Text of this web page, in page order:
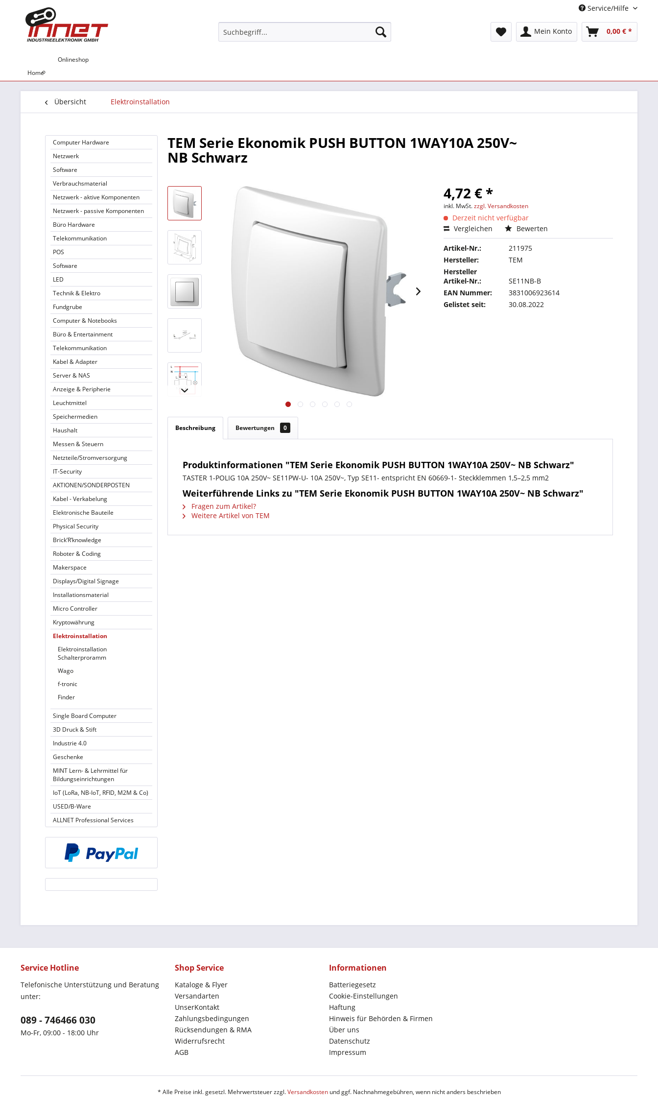
Service/Hilfe
Mein Konto 0,00 € *
Home
Onlineshop
Übersicht Elektroinstallation
Computer Hardware
Netzwerk
Software
Verbrauchsmaterial
Netzwerk - aktive Komponenten
Netzwerk - passive Komponenten
Büro Hardware
Telekommunikation
POS
Software
LED
Technik & Elektro
Fundgrube
Computer & Notebooks
Büro & Entertainment
Telekommunikation
Kabel & Adapter
Server & NAS
Anzeige & Peripherie
Leuchtmittel
Speichermedien
Haushalt
Messen & Steuern
Netzteile/Stromversorgung
IT-Security
AKTIONEN/SONDERPOSTEN
Kabel - Verkabelung
Elektronische Bauteile
Physical Security
Brick’R’knowledge
Roboter & Coding
Makerspace
Displays/Digital Signage
Installationsmaterial
Micro Controller
Kryptowährung
Elektroinstallation
Elektroinstallation
Schalterproramm
Wago
f-tronic
Finder
Single Board Computer
3D Druck & Stift
Industrie 4.0
Geschenke
MINT Lern- & Lehrmittel für
Bildungseinrichtungen
IoT (LoRa, NB-IoT, RFID, M2M & Co)
USED/B-Ware
ALLNET Professional Services
TEM Serie Ekonomik PUSH BUTTON 1WAY10A 250V~
NB Schwarz
4,72 € *
inkl. MwSt.zzgl. Versandkosten
Derzeit nicht verfügbar
Vergleichen
Bewerten
Artikel-Nr.:
211975
Hersteller:
TEM
Hersteller
Artikel-Nr.:
SE11NB-B
EAN Nummer:
3831006923614
Gelistet seit:
30.08.2022
Beschreibung Bewertungen 0
Produktinformationen "TEM Serie Ekonomik PUSH BUTTON 1WAY10A 250V~ NB Schwarz"
TASTER 1-POLIG 10A 250V~ SE11PW-U- 10A 250V~, Typ SE11- entspricht EN 60669-1- Steckklemmen 1,5–2,5 mm2
Weiterführende Links zu "TEM Serie Ekonomik PUSH BUTTON 1WAY10A 250V~ NB Schwarz"
Fragen zum Artikel?
Weitere Artikel von TEM
Service Hotline
Telefonische Unterstützung und Beratung
unter:
089 - 746466 030
Mo-Fr, 09:00 - 18:00 Uhr
Shop Service
Kataloge & Flyer
Versandarten
UnserKontakt
Zahlungsbedingungen
Rücksendungen & RMA
Widerrufsrecht
AGB
Informationen
Batteriegesetz
Cookie-Einstellungen
Haftung
Hinweis für Behörden & Firmen
Über uns
Datenschutz
Impressum
* Alle Preise inkl. gesetzl. Mehrwertsteuer zzgl.Versandkostenund ggf. Nachnahmegebühren, wenn nicht anders beschrieben